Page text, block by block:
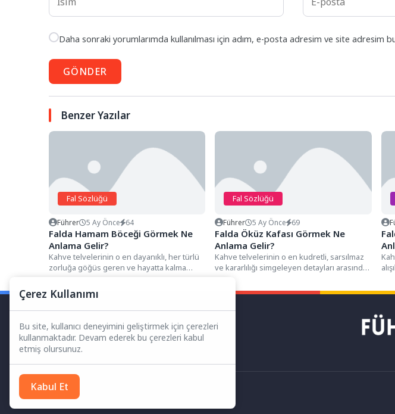
Daha sonraki yorumlarımda kullanılması için adım, e-posta adresim ve site adresim
GÖNDER
Benzer Yazılar
Fal Sözlüğü
Führer 5 Ay Önce 64
Falda Hamam Böceği Görmek Ne
Anlama Gelir?
Kahve telvelerinin o en dayanıklı, her türlü
zorluğa göğüs geren ve hayatta kalma
Fal Sözlüğü
Führer 5 Ay Önce 69
Falda Öküz Kafası Görmek Ne
Anlama Gelir?
Kahve telvelerinin o en kudretli, sarsılmaz
ve kararlılığı simgeleyen detayları arasında,
Her Hakkı Saklıdır.
Çerez Kullanımı
Bu site, kullanıcı deneyimini geliştirmek için çerezleri
kullanmaktadır. Devam ederek bu çerezleri kabul
etmiş olursunuz.
Kabul Et